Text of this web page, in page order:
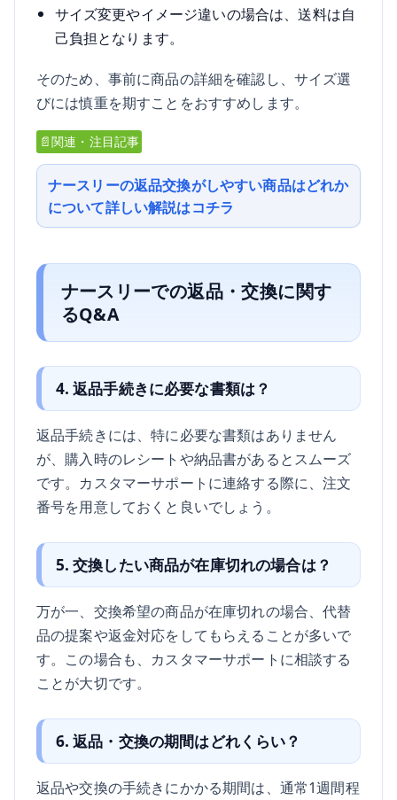
サイズ変更やイメージ違いの場合は、送料は自
己負担となります。
そのため、事前に商品の詳細を確認し、サイズ選
びには慎重を期すことをおすすめします。
📄関連・注目記事
ナースリーの返品交換がしやすい商品はどれか
について詳しい解説はコチラ
ナースリーでの返品・交換に関す
るQ&A
4. 返品手続きに必要な書類は？
返品手続きには、特に必要な書類はありません
が、購入時のレシートや納品書があるとスムーズ
です。カスタマーサポートに連絡する際に、注文
番号を用意しておくと良いでしょう。
5. 交換したい商品が在庫切れの場合は？
万が一、交換希望の商品が在庫切れの場合、代替
品の提案や返金対応をしてもらえることが多いで
す。この場合も、カスタマーサポートに相談する
ことが大切です。
6. 返品・交換の期間はどれくらい？
返品や交換の手続きにかかる期間は、通常1週間程